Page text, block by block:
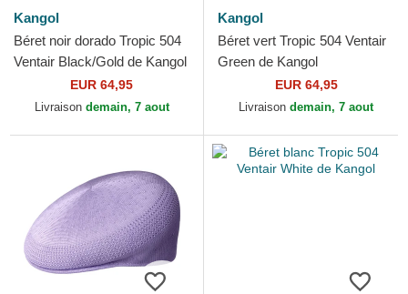
Kangol
Béret noir dorado Tropic 504
Ventair Black/Gold de Kangol
EUR 64,95
Livraison demain, 7 aout
Kangol
Béret vert Tropic 504 Ventair
Green de Kangol
EUR 64,95
Livraison demain, 7 aout